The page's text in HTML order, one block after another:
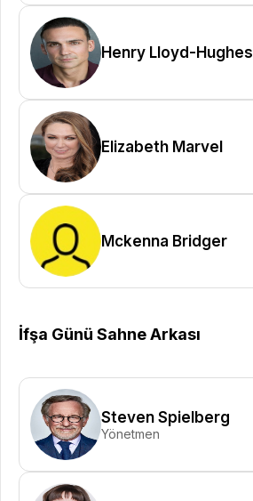
Henry Lloyd-Hughes
Elizabeth Marvel
Mckenna Bridger
İfşa Günü Sahne Arkası
Steven Spielberg
Yönetmen